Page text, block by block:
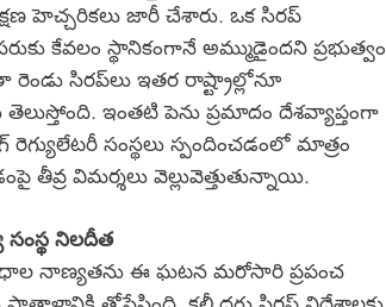
హెచ్చరికలు జారీ చేశారు. ఒక సిరప్
కేవలం స్థానికంగానే అమ్ముడైందని ప్రభుత్వం
సిరప్‌లు ఇతర రాష్ట్రాల్లోనూ
తెలుస్తోంది. ఇంతటి పెను ప్రమాదం దేశవ్యాప్తంగా
రెగ్యులేటరీ సంస్థలు స్పందించడంలో మాత్రం
తీవ్ర విమర్శలు వెల్లువెత్తుతున్నాయి.
సంస్థ నిలదీత
నాణ్యతను ఈ ఘటన మరోసారి ప్రపంచ